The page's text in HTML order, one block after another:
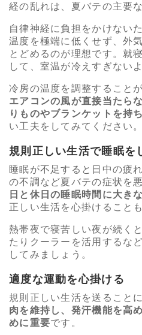
経の乱れは、夏バテの主要
自律神経に負担をかけない
温度を極端に低くせず、外
とどめるのが理想です。就
して、室温が冷えすぎない
冷房の温度を調整すること
エアコンの風が直接当たら
りものやブランケットを持
い工夫をしてみてください。
規則正しい生活で睡眠を
睡眠が不足すると日中の疲
の不調など夏バテの症状を
日と休日の睡眠時間に大き
正しい生活を心掛けること
熱帯夜で寝苦しい夜が続く
たりクーラーを活用するな
してみましょう。
適度な運動を心掛ける
規則正しい生活を送ること
肉を維持し、発汗機能を高
めに重要です。